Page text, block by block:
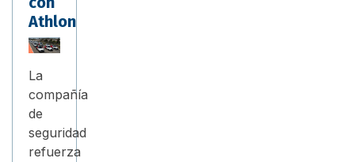
Athlon
La
compañía
de
seguridad
refuerza